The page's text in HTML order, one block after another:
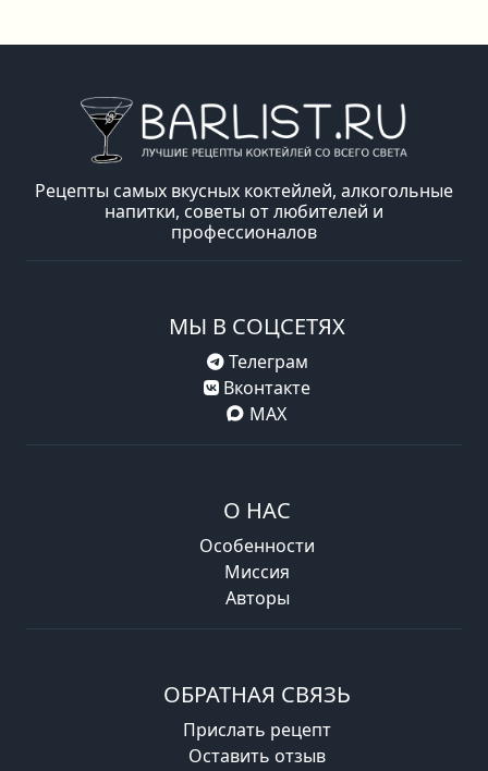
Рецепты самых вкусных коктейлей, алкогольные
напитки, советы от любителей и
профессионалов
МЫ В СОЦСЕТЯХ
Телеграм
Вконтакте
MAX
О НАС
Особенности
Миссия
Авторы
ОБРАТНАЯ СВЯЗЬ
Прислать рецепт
Оставить отзыв